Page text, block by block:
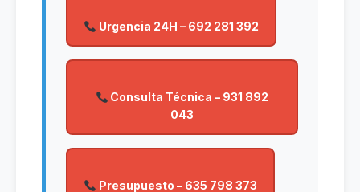
Urgencia 24H – 692 281 392
Consulta Técnica – 931 892
043
Presupuesto – 635 798 373